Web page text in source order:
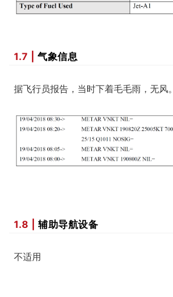
1.7 | 气象信息
据飞行员报告，当时下着毛毛雨，无风。
1.8 | 辅助导航设备
不适用